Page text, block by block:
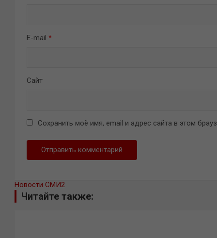
E-mail *
Сайт
Сохранить моё имя, email и адрес сайта в этом
Новости СМИ2
Читайте также: